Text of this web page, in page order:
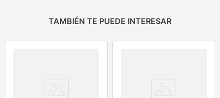
TAMBIÉN TE PUEDE INTERESAR